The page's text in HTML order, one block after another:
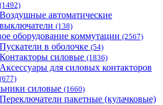
(1492)
Воздушные автоматические
выключатели (138)
оборудование коммутации (2567)
Пускатели в оболочке (54)
Контакторы силовые (1836)
Аксессуары для силовых контакторов
(677)
силовые (1660)
Переключатели пакетные (кулачковые)